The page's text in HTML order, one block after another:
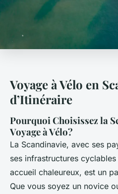
Voyage à Vélo en
d’Itinéraire
Pourquoi Choisissez la
Voyage à Vélo?
La Scandinavie, avec ses
ses infrastructures
accueil chaleureux, est un
Que vous soyez un novice